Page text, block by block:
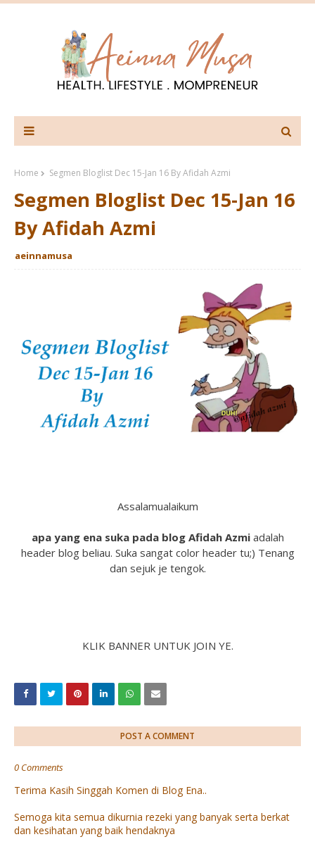
Home Segmen Bloglist Dec 15-Jan 16 By Afidah Azmi
Segmen Bloglist Dec 15-Jan 16
By Afidah Azmi
aeinnamusa
Assalamualaikum
apa yang ena suka pada blog Afidah Azmiadalah
header blog beliau. Suka sangat color header tu;) Tenang
dan sejuk je tengok.
KLIK BANNER UNTUK JOIN YE.
POST A COMMENT
0 Comments
Terima Kasih Singgah Komen di Blog Ena..
Semoga kita semua dikurnia rezeki yang banyak serta berkat
dan kesihatan yang baik hendaknya